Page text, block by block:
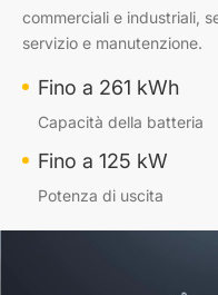
commerciali e industriali,
servizio e manutenzione.
Fino a 261 kWh
Capacità della batteria
Fino a 125 kW
Potenza di uscita